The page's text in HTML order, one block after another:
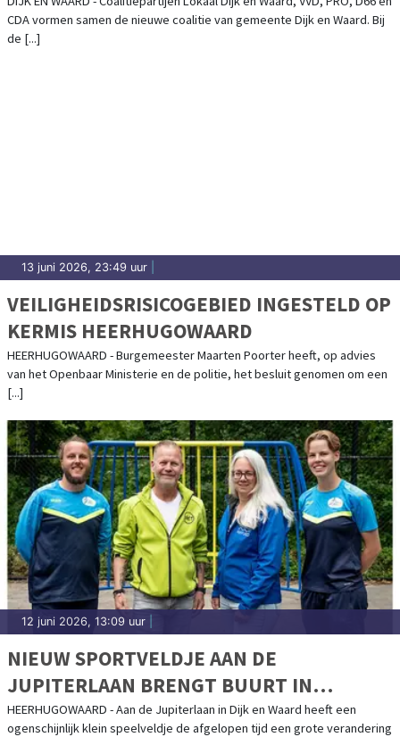
CDA vormen samen de nieuwe coalitie van gemeente Dijk en Waard. Bij
de [...]
13 juni 2026, 23:49 uur
VEILIGHEIDSRISICOGEBIED INGESTELD OP
KERMIS HEERHUGOWAARD
HEERHUGOWAARD - Burgemeester Maarten Poorter heeft, op advies
van het Openbaar Ministerie en de politie, het besluit genomen om een
[...]
12 juni 2026, 13:09 uur
NIEUW SPORTVELDJE AAN DE
JUPITERLAAN BRENGT BUURT IN
BEWEGING
HEERHUGOWAARD - Aan de Jupiterlaan in Dijk en Waard heeft een
ogenschijnlijk klein speelveldje de afgelopen tijd een grote verandering